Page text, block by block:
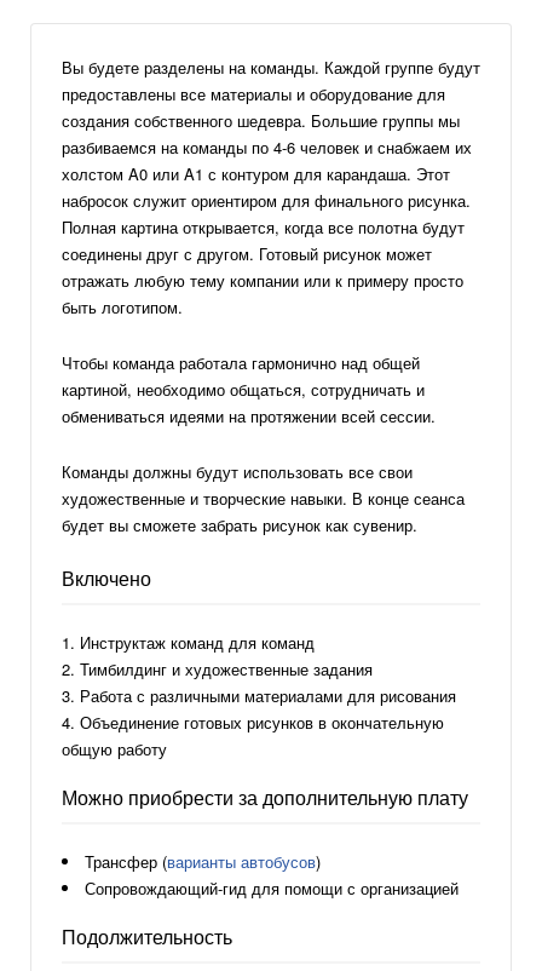
Вы будете разделены на команды. Каждой группе будут
предоставлены все материалы и оборудование для
создания собственного шедевра. Большие группы мы
разбиваемся на команды по 4-6 человек и снабжаем их
холстом A0 или A1 с контуром для карандаша. Этот
набросок служит ориентиром для финального рисунка.
Полная картина открывается, когда все полотна будут
соединены друг с другом. Готовый рисунок может
отражать любую тему компании или к примеру просто
быть логотипом.
Чтобы команда работала гармонично над общей
картиной, необходимо общаться, сотрудничать и
обмениваться идеями на протяжении всей сессии.
Команды должны будут использовать все свои
художественные и творческие навыки. В конце сеанса
будет вы сможете забрать рисунок как сувенир.
Включено
Инструктаж команд для команд
Тимбилдинг и художественные задания
Работа с различными материалами для рисования
Объединение готовых рисунков в окончательную
общую работу
Можно приобрести за дополнительную плату
Трансфер (варианты автобусов)
Сопровождающий-гид для помощи с организацией
Подолжительность